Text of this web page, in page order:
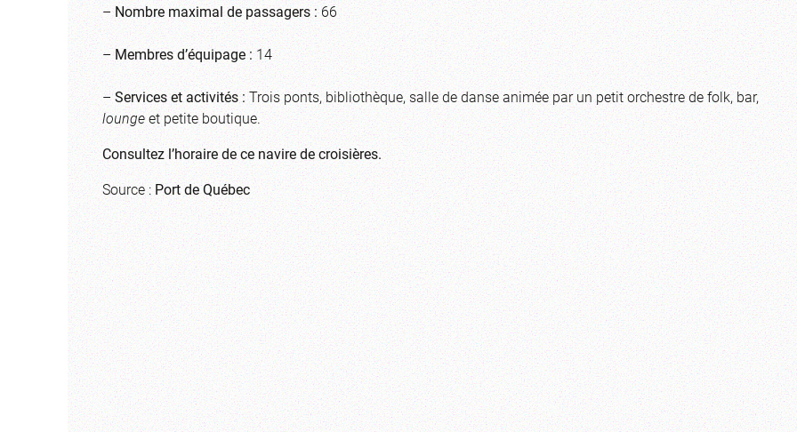
–Nombre maximal de passagers :66
–Membres d’équipage :14
–Services et activités :Trois ponts, bibliothèque, salle de danse animée par un petit orchestre de folk, bar,
loungeet petite boutique.
Consultez l’horaire de ce navire de croisières.
Source :Port de Québec